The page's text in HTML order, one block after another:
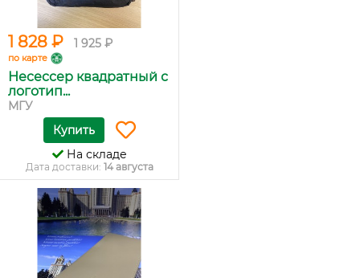
1 828 ₽ 1 925 ₽
по карте
Несессер квадратный с
логотип...
МГУ
Купить
На складе
Дата доставки: 14 августа